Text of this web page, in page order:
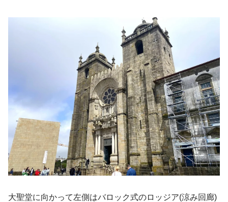
大聖堂に向かって左側はバロック式のロッジア(涼み回廊)